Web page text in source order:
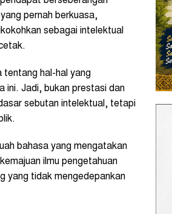
pernah berkuasa,
sebagai intelektual
tentang hal-hal yang
ini. Jadi, bukan prestasi dan
sebutan intelektual, tetapi
bahasa yang mengatakan
ilmu pengetahuan
yang tidak mengedepankan